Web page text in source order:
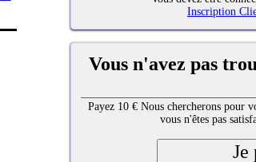
Inscription
Vous n'avez pas
Payez 10 € Nous chercherons pour
vous n'êtes pas